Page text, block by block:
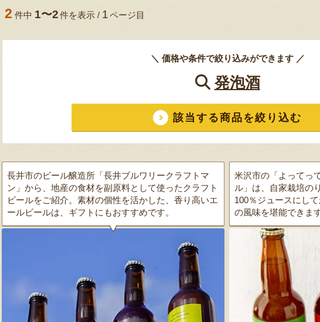
2 件中 1〜2件を表示 / 1ページ目
＼ 価格や条件で絞り込みができます ／
発泡酒
該当する商品を絞り込む
長井市のビール醸造所「長井ブルワリークラフトマ
ン」から、地産の食材を副原料として使ったクラフト
ビールをご紹介。素材の個性を活かした、香り高いエ
ールビールは、ギフトにもおすすめです。
米沢市の「よってっ
ル」は、自家栽培の
100％ジュースにし
の風味を堪能できま